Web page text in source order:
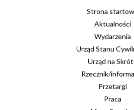
Strona
Aktualności
Wydarzenia
Urząd Stanu
Urząd na
Rzecznik/
Przetargi
Praca